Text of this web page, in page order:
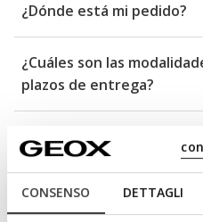
CONSENSO DETTAGLI
¿Dónde está mi pedido?
¿Cuáles son las
plazos de entrega?
¿Puedo enviar a un país
compra?
¿Puedo pedir que el